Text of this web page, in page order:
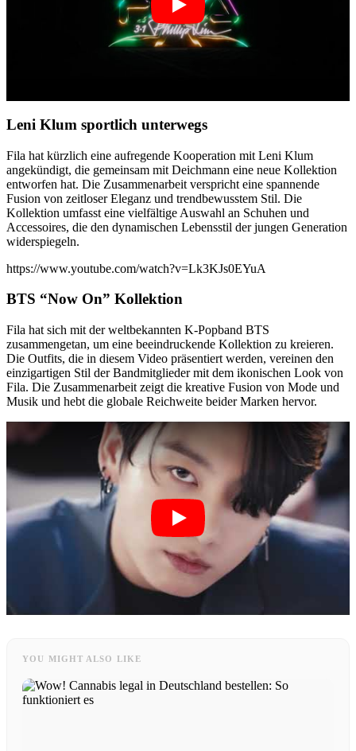
Leni Klum sportlich unterwegs
Fila hat kürzlich eine aufregende Kooperation mit Leni Klum
angekündigt, die gemeinsam mit Deichmann eine neue Kollektion
entworfen hat. Die Zusammenarbeit verspricht eine spannende
Fusion von zeitloser Eleganz und trendbewusstem Stil. Die
Kollektion umfasst eine vielfältige Auswahl an Schuhen und
Accessoires, die den dynamischen Lebensstil der jungen Generation
widerspiegeln.
https://www.youtube.com/watch?v=Lk3KJs0EYuA
BTS “Now On” Kollektion
Fila hat sich mit der weltbekannten K-Popband BTS
zusammengetan, um eine beeindruckende Kollektion zu kreieren.
Die Outfits, die in diesem Video präsentiert werden, vereinen den
einzigartigen Stil der Bandmitglieder mit dem ikonischen Look von
Fila. Die Zusammenarbeit zeigt die kreative Fusion von Mode und
Musik und hebt die globale Reichweite beider Marken hervor.
YOU MIGHT ALSO LIKE